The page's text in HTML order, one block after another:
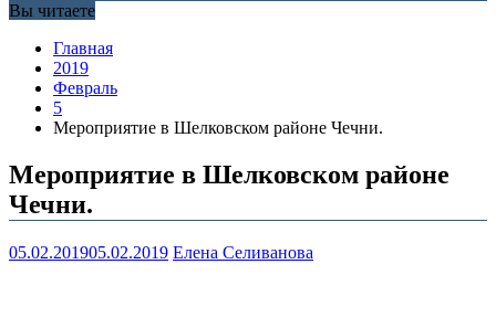
Вы читаете
Главная
2019
Февраль
5
Мероприятие в Шелковском районе Чечни.
Мероприятие в Шелковском районе
Чечни.
05.02.201905.02.2019 Елена Селиванова